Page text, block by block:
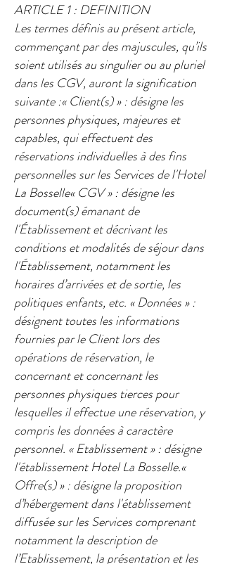
ARTICLE 1 : DEFINITION​
Les termes définis au présent article,
commençant par des majuscules, qu’ils
soient utilisés au singulier ou au pluriel
dans les CGV, auront la signification
suivante :​« Client(s) » : désigne les
personnes physiques, majeures et
capables, qui effectuent des
réservations individuelles à des fins
personnelles sur les Services de l'Hotel
La Bosselle​« CGV » : désigne les
document(s) émanant de
l'Établissement et décrivant les
conditions et modalités de séjour dans
l'Établissement, notamment les
horaires d’arrivées et de sortie, les
politiques enfants, etc. ​« Données » :
désignent toutes les informations
fournies par le Client lors des
opérations de réservation, le
concernant et concernant les
personnes physiques tierces pour
lesquelles il effectue une réservation, y
compris les données à caractère
personnel.​ « Etablissement » : désigne
l'établissement Hotel La Bosselle.​«
Offre(s) » : désigne la proposition
d’hébergement dans l'établissement
diffusée sur les Services comprenant
notamment la description de
l’Etablissement, la présentation et les